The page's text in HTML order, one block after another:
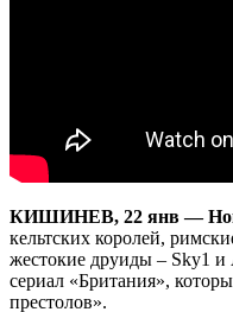
КИШИНЕВ, 22 янв —
кельтских королей,
жестокие друиды – Sky1 и
сериал «Британия»,
престолов».